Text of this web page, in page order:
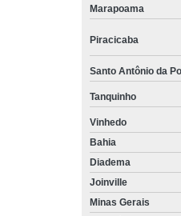
Marapoama
Piracicaba
Santo Antônio da
Tanquinho
Vinhedo
Bahia
Diadema
Joinville
Minas Gerais